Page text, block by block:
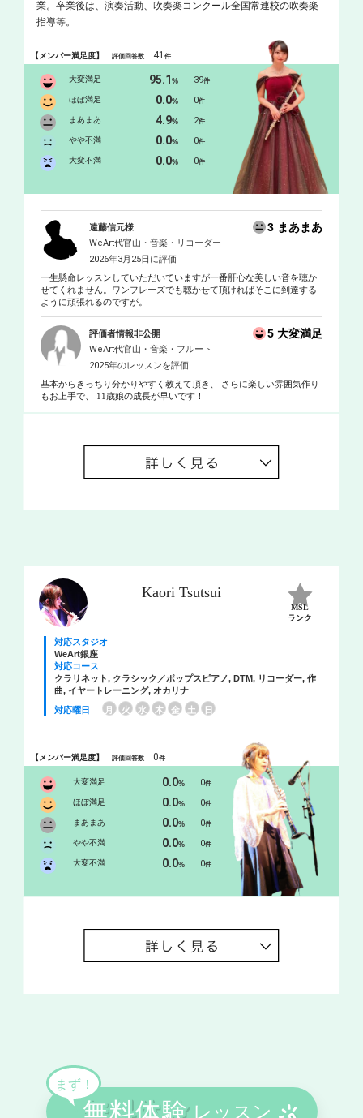
業。卒業後は、演奏活動、吹奏楽コンクール全国常連校の吹奏楽
指導等。
【メンバー満足度】評価回答数 41件
大変満足 95.1% 39件
ほぼ満足 0.0% 0件
まあまあ 4.9% 2件
やや不満 0.0% 0件
大変不満 0.0% 0件
遠藤信元様 3 まあまあ
WeArt代官山・音楽・リコーダー
2026年3月25日に評価
一生懸命レッスンしていただいていますが一番肝心な美しい音を聴か
せてくれません。ワンフレーズでも聴かせて頂ければそこに到達する
ように頑張れるのですが。
評価者情報非公開 5 大変満足
WeArt代官山・音楽・フルート
2025年のレッスンを評価
基本からきっちり分かりやすく教えて頂き、 さらに楽しい雰囲気作り
もお上手で、 11歳娘の成長が早いです！
Kaori Tsutsui
MSL
ランク
対応スタジオ
WeArt銀座
対応コース
クラリネット, クラシック／ポップスピアノ, DTM, リコーダー, 作
曲, イヤートレーニング, オカリナ
対応曜日
月 火 水 木 金 土 日
【メンバー満足度】評価回答数 0件
大変満足 0.0% 0件
ほぼ満足 0.0% 0件
まあまあ 0.0% 0件
やや不満 0.0% 0件
大変不満 0.0% 0件